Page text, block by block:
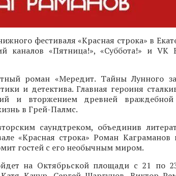
фестиваля «Красная строка» в
каналов «Пятница!», «Суббота!» и VK
роман «Мередит. Тайны Лунного
и детектива. Главная героиня
и вторжением древней
в Грей-Палмс.
саундтреком, объединив
«Красная строка» Роман Каграманов
гостей с его необычным миром.
на Октябрьской площади с 21 по